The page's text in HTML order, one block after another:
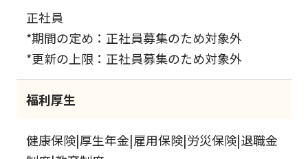
正社員
*期間の定め：正社員募集のため対象外
*更新の上限：正社員募集のため対象外
福利厚生
健康保険|厚生年金|雇用保険|労災保険|退職金